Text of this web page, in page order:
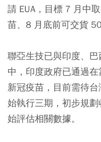
請 EUA，目標 7 月中
苗、8 月底前可交貨
聯亞生技已與印度、
中，印度政府已通過
新冠疫苗，目前需待
始執行三期，初步規
始評估相關數據。